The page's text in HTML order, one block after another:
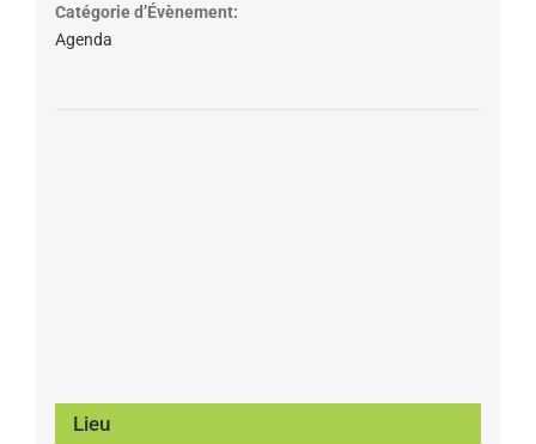
Catégorie d’Évènement:
Agenda
Lieu